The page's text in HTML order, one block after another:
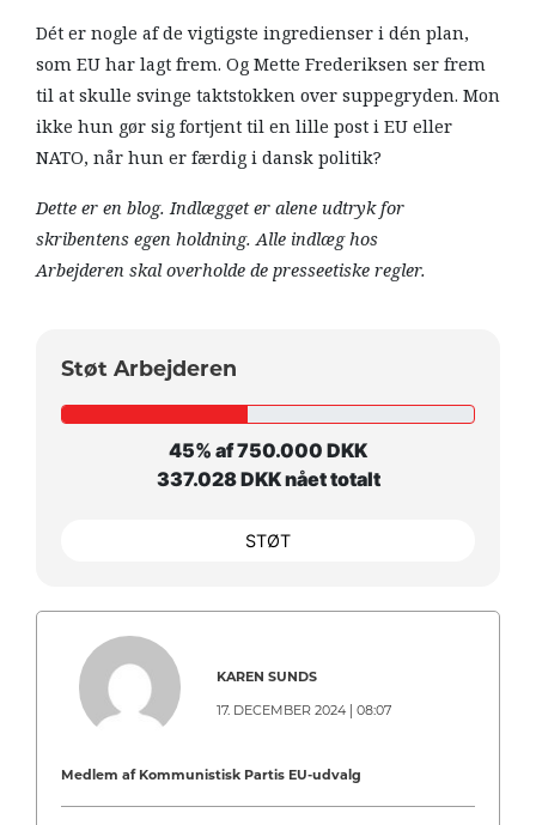
Dét er nogle af de vigtigste ingredienser i dén plan,
som EU har lagt frem. Og Mette Frederiksen ser frem
til at skulle svinge taktstokken over suppegryden. Mon
ikke hun gør sig fortjent til en lille post i EU eller
NATO, når hun er færdig i dansk politik?
Dette er en blog. Indlægget er alene udtryk for
skribentens egen holdning. Alle indlæg hos
Arbejderen skal overholde de presseetiske regler.
Støt Arbejderen
45% af 750.000 DKK
337.028 DKK nået totalt
STØT
KAREN SUNDS
17. DECEMBER 2024 | 08:07
Medlem af Kommunistisk Partis EU-udvalg